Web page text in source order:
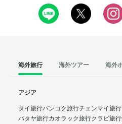
海外旅行 海外ツアー 海外
アジア
タイ旅行バンコク旅行チェンマイ旅行
パタヤ旅行カオラック旅行クラビ旅行